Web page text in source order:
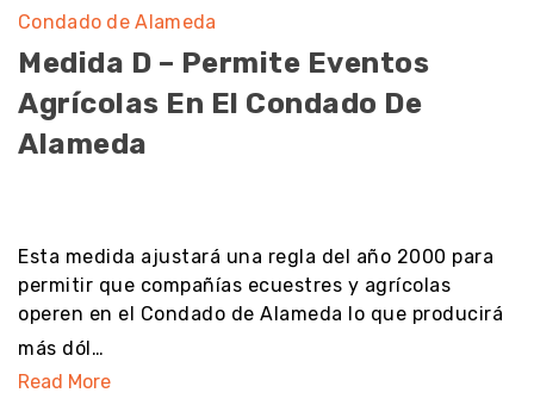
Condado de Alameda
Medida D – Permite Eventos
Agrícolas En El Condado De
Alameda
Esta medida ajustará una regla del año 2000 para
permitir que compañías ecuestres y agrícolas
operen en el Condado de Alameda lo que producirá
más dól…
Read More